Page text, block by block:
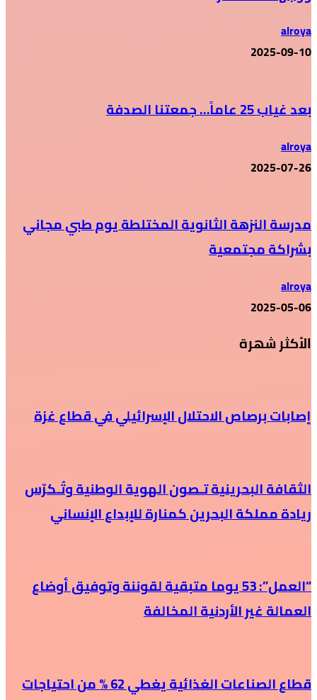
alroya
2025-09-10
بعد غياب 25 عاماً… جمعتنا الصدفة
alroya
2025-07-26
مدرسة النزهة الثانوية المختلطة يوم طبي مجاني
بشراكة مجتمعية
alroya
2025-05-06
الأكثر شهرة
إصابات برصاص الاحتلال الإسرائيلي في قطاع غزة
الثقافة البحرينية تـصون الهوية الوطنية وتُـكرّس
ريادة مملكة البحرين كمنارة للإبداع الإنساني
“العمل”: 53 يوما متبقية لقوننة وتوفيق أوضاع
العمالة غير الأردنية المخالفة
قطاع الصناعات الغذائية يغطي 62 % من احتياجات